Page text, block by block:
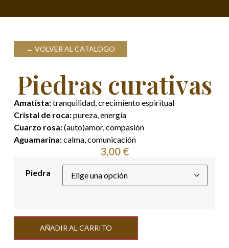
VOLVER AL CATALOGO
Piedras curativas
Amatista:tranquilidad, crecimiento espiritual
Cristal de roca:pureza, energía
Cuarzo rosa:(auto)amor, compasión
Aguamarina:calma, comunicación
3,00 €
Piedra
AÑADIR AL CARRITO